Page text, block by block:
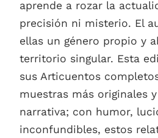
aprende a rozar la
precisión ni misterio. El
ellas un género propio y
territorio singular. Esta
sus Articuentos
muestras más originales
narrativa; con humor,
inconfundibles, estos